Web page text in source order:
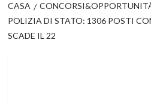
CASA
POLIZIA DI STATO: 1306 POSTI
SCADE IL 22